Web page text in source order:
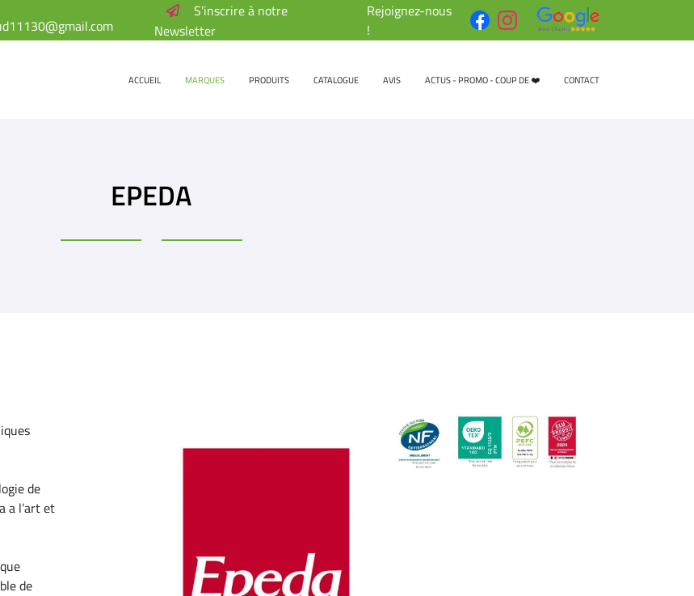
S’inscrire à notre
Newsletter
Rejoignez-nous
!
ACCUEIL MARQUES PRODUITS CATALOGUE AVIS ACTUS - PROMO - COUP DE ❤️ CONTACT
EPEDA
de
a l’art et
de